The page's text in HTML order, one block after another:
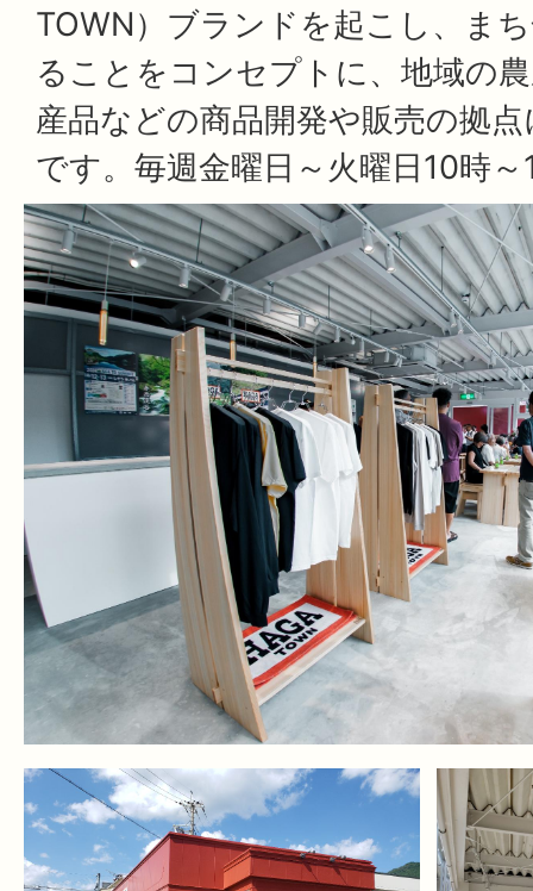
TOWN）ブランドを起こし、ま
ることをコンセプトに、地域の
産品などの商品開発や販売の拠
です。毎週金曜日～火曜日10時